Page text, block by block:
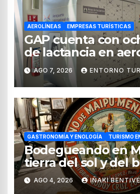
AEROLÍNEAS EMPRESAS TURÍSTICAS
GAP cuenta con
de lactancia en
de México
AGO 7, 2026 ENTORNO
GASTRONOMÍA Y ENOLOGÍA TURISMO
Bodegueando en
tierra del sol y del
AGO 4, 2026 IÑAKI